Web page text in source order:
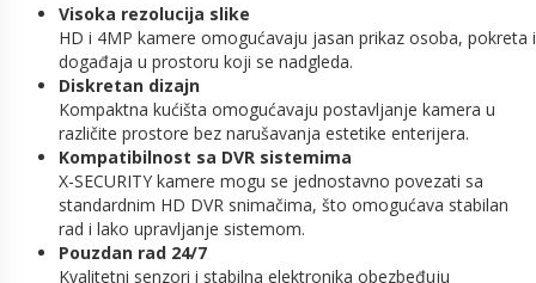
Visoka rezolucija slike
HD i 4MP kamere omogućavaju jasan prikaz osoba, pokreta i
događaja u prostoru koji se nadgleda.
Diskretan dizajn
Kompaktna kućišta omogućavaju postavljanje kamera u
različite prostore bez narušavanja estetike enterijera.
Kompatibilnost sa DVR sistemima
X-SECURITY kamere mogu se jednostavno povezati sa
standardnim HD DVR snimačima, što omogućava stabilan
rad i lako upravljanje sistemom.
Pouzdan rad 24/7
Kvalitetni senzori i stabilna elektronika obezbeđuju